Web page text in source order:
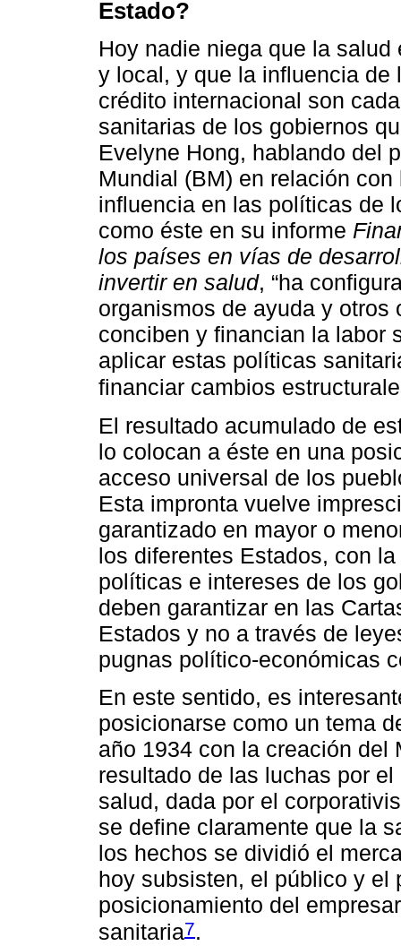
Estado?
Hoy nadie niega que la
y local, y que la influencia
crédito internacional son
sanitarias de los gobiernos
Evelyne Hong, hablando del
Mundial (BM) en relación
influencia en las políticas de
como éste en su informe
los países en vías de
invertir en salud, “ha
organismos de ayuda y
conciben y financian la labor
aplicar estas políticas
financiar cambios
El resultado acumulado de
lo colocan a éste en una
acceso universal de los
Esta impronta vuelve
garantizado en mayor o
los diferentes Estados, con
políticas e intereses de los
deben garantizar en las
Estados y no a través de
pugnas político-económicas
En este sentido, es
posicionarse como un tema
año 1934 con la creación del
resultado de las luchas por
salud, dada por el
se define claramente que la
los hechos se dividió el
hoy subsisten, el público y el
posicionamiento del
sanitaria7.